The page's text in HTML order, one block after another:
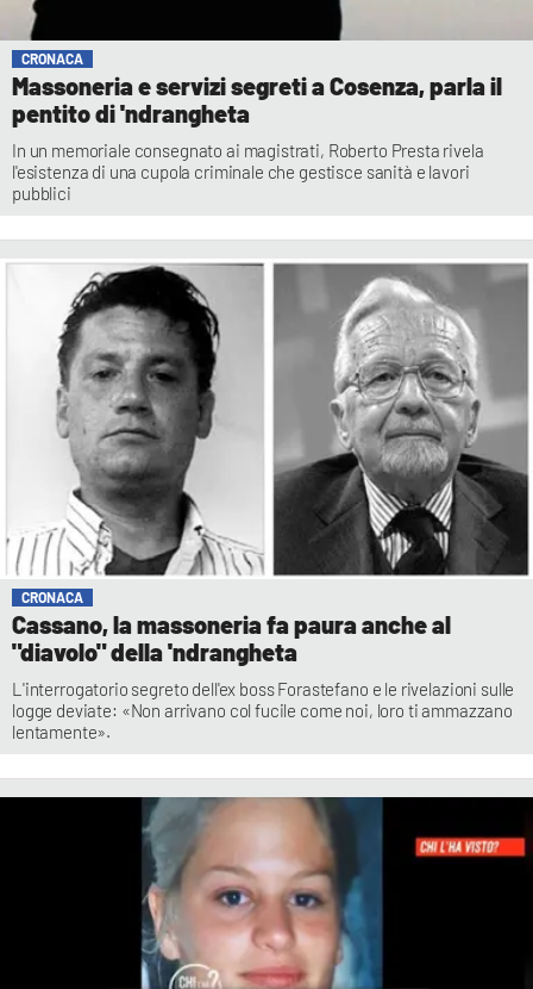
CRONACA
Massoneria e servizi segreti a Cosenza, parla il
pentito di 'ndrangheta
In un memoriale consegnato ai magistrati, Roberto Presta rivela
l'esistenza di una cupola criminale che gestisce sanità e lavori
pubblici
CRONACA
Cassano, la massoneria fa paura anche al
"diavolo" della 'ndrangheta
L'interrogatorio segreto dell'ex boss Forastefano e le rivelazioni sulle
logge deviate: «Non arrivano col fucile come noi, loro ti ammazzano
lentamente».